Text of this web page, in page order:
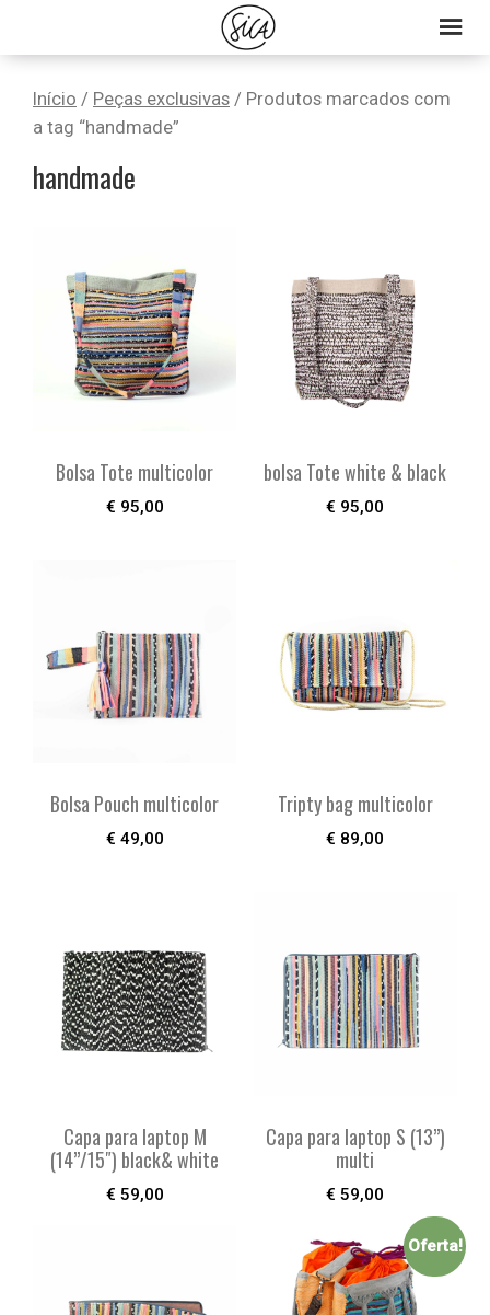
navigation
content
sidebar
Início / Peças exclusivas / Produtos marcados com
a tag “handmade”
handmade
Bolsa Tote multicolor
€ 95,00
bolsa Tote white & black
€ 95,00
Bolsa Pouch multicolor
€ 49,00
Tripty bag multicolor
€ 89,00
Capa para laptop M
(14”/15″) black& white
€ 59,00
Capa para laptop S (13”)
multi
€ 59,00
Oferta!